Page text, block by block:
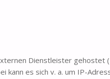
Dienstleister
kann es sich v. a. um IP-